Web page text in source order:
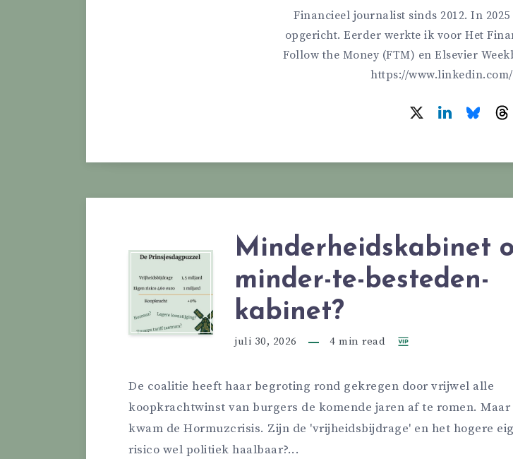
Financieel journalist sinds 2012. In
opgericht. Eerder werkte ik voor Het
Follow the Money (FTM) en Elsevier
https://
Minderheidskabinet
minder-te-besteden-
kabinet?
juli 30, 2026 4 min read
De coalitie heeft haar begroting rond gekregen door vrijwel alle
koopkrachtwinst van burgers de komende jaren af te romen. Maar
kwam de Hormuzcrisis. Zijn de 'vrijheidsbijdrage' en het hogere
risico wel politiek haalbaar?...